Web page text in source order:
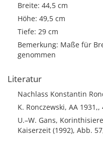
Breite: 44,5 cm
Höhe: 49,5 cm
Tiefe: 29 cm
Bemerkung: Maße für
genommen
Literatur
Nachlass Konstantin
K. Ronczewski, AA 1931,,
U.–W. Gans,
Kaiserzeit (1992), Abb.